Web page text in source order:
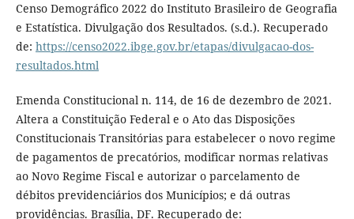
Censo Demográfico 2022 do Instituto Brasileiro de Geografia
e Estatística. Divulgação dos Resultados. (s.d.). Recuperado
de: https://censo2022.ibge.gov.br/etapas/divulgacao-dos-
resultados.html
Emenda Constitucional n. 114, de 16 de dezembro de 2021.
Altera a Constituição Federal e o Ato das Disposições
Constitucionais Transitórias para estabelecer o novo regime
de pagamentos de precatórios, modificar normas relativas
ao Novo Regime Fiscal e autorizar o parcelamento de
débitos previdenciários dos Municípios; e dá outras
providências. Brasília, DF. Recuperado de: